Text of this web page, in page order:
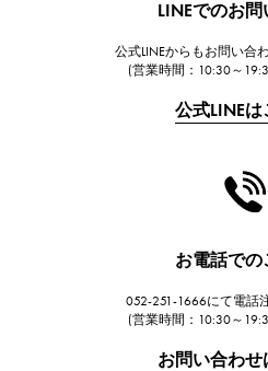
LINEでのお
公式LINEからもお問い合
(営業時間：10:30～
公式LINEは
お電話での
052-251-1666にて電話
(営業時間：10:30～
お問い合わせ